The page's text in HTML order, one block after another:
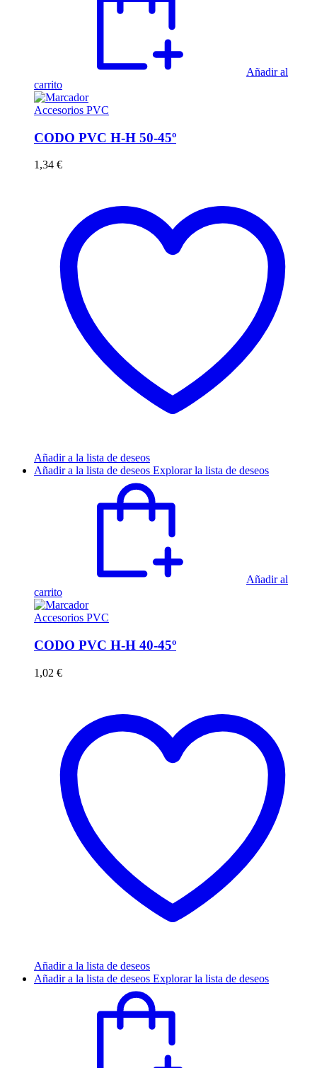
Añadir al
carrito
Accesorios PVC
CODO PVC H-H 50-45º
1,34 €
Añadir a la lista de deseos
Añadir a la lista de deseos Explorar la lista de deseos
Añadir al
carrito
Accesorios PVC
CODO PVC H-H 40-45º
1,02 €
Añadir a la lista de deseos
Añadir a la lista de deseos Explorar la lista de deseos